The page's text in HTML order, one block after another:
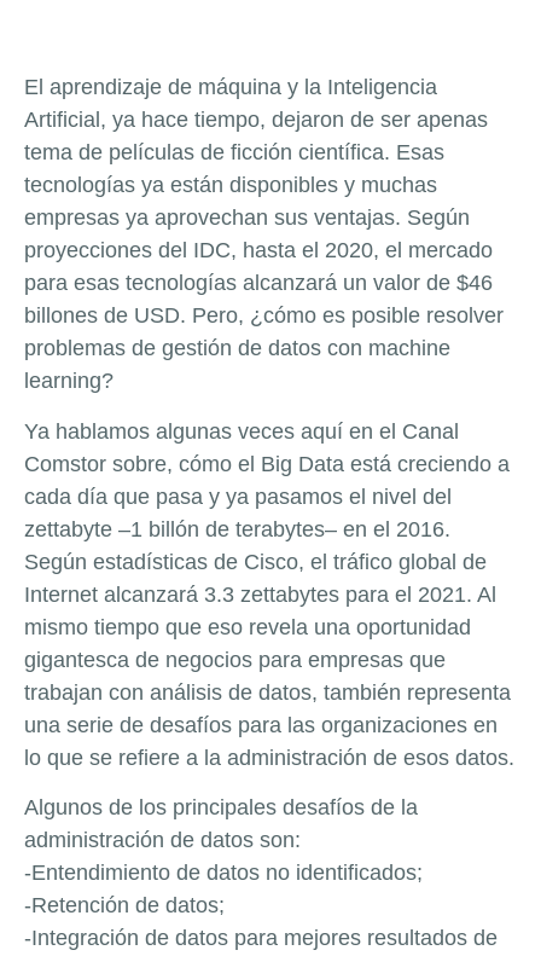
El aprendizaje de máquina y la Inteligencia
Artificial, ya hace tiempo, dejaron de ser apenas
tema de películas de ficción científica. Esas
tecnologías ya están disponibles y muchas
empresas ya aprovechan sus ventajas. Según
proyecciones del IDC, hasta el 2020, el mercado
para esas tecnologías alcanzará un valor de $46
billones de USD. Pero, ¿cómo es posible resolver
problemas de gestión de datos con machine
learning?
Ya hablamos algunas veces aquí en el Canal
Comstor sobre, cómo el Big Data está creciendo a
cada día que pasa y ya pasamos el nivel del
zettabyte –1 billón de terabytes– en el 2016.
Según estadísticas de Cisco, el tráfico global de
Internet alcanzará 3.3 zettabytes para el 2021. Al
mismo tiempo que eso revela una oportunidad
gigantesca de negocios para empresas que
trabajan con análisis de datos, también representa
una serie de desafíos para las organizaciones en
lo que se refiere a la administración de esos datos.
Algunos de los principales desafíos de la
administración de datos son:
-Entendimiento de datos no identificados;
-Retención de datos;
-Integración de datos para mejores resultados de